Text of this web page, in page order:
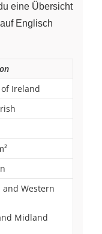
eine Übersicht
Englisch
Ireland
Western
Midland